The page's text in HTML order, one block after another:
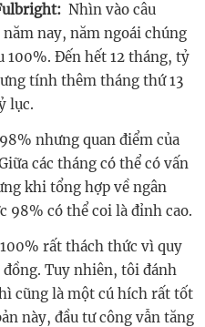
Nhìn vào câu
nay, năm ngoái chúng
100%. Đến hết 12 tháng, tỷ
tính thêm tháng thứ 13
lục.
nhưng quan điểm của
các tháng có thể có vấn
khi tổng hợp về ngân
98% có thể coi là đỉnh cao.
rất thách thức vì quy
Tuy nhiên, tôi đánh
cũng là một cú hích rất tốt
này, đầu tư công vẫn tăng